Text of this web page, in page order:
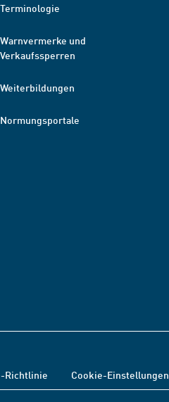
Terminologie
Warnvermerke und
Verkaufssperren
Weiterbildungen
Normungsportale
Richtlinie Cookie-Einstellungen